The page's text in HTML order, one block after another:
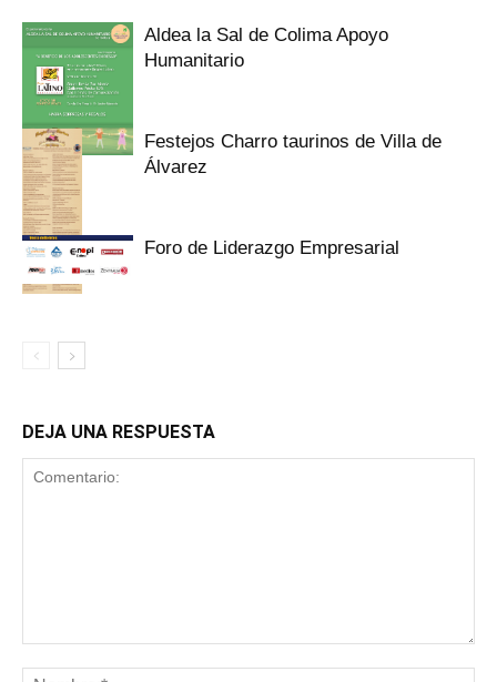
Aldea la Sal de Colima Apoyo
Humanitario
Festejos Charro taurinos de Villa de
Álvarez
Foro de Liderazgo Empresarial
DEJA UNA RESPUESTA